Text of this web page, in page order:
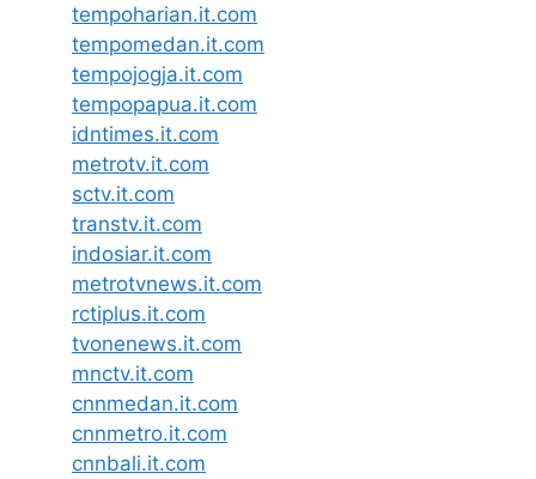
tempoharian.it.com
tempomedan.it.com
tempojogja.it.com
tempopapua.it.com
idntimes.it.com
metrotv.it.com
sctv.it.com
transtv.it.com
indosiar.it.com
metrotvnews.it.com
rctiplus.it.com
tvonenews.it.com
mnctv.it.com
cnnmedan.it.com
cnnmetro.it.com
cnnbali.it.com